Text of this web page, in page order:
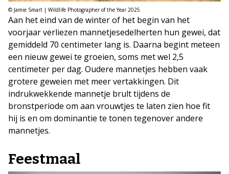
© Jamie Smart | Wildlife Photographer of the Year 2025
Aan het eind van de winter of het begin van het
voorjaar verliezen mannetjesedelherten hun gewei, dat
gemiddeld 70 centimeter lang is. Daarna begint meteen
een nieuw gewei te groeien, soms met wel 2,5
centimeter per dag. Oudere mannetjes hebben vaak
grotere geweien met meer vertakkingen. Dit
indrukwekkende mannetje brult tijdens de
bronstperiode om aan vrouwtjes te laten zien hoe fit
hij is en om dominantie te tonen tegenover andere
mannetjes.
Feestmaal